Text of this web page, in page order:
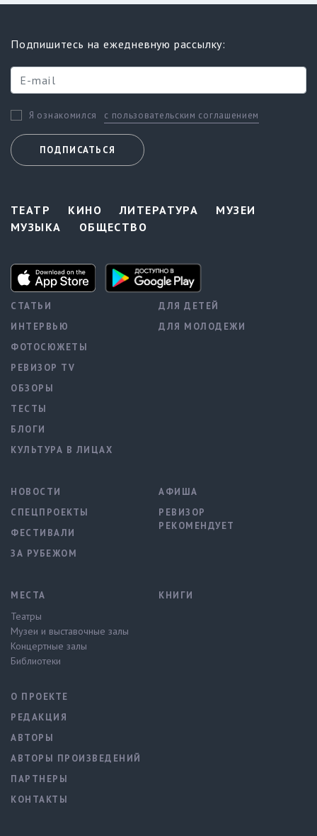
Подпишитесь на ежедневную рассылку:
Я ознакомился с пользовательским соглашением
ПОДПИСАТЬСЯ
ТЕАТР КИНО ЛИТЕРАТУРА
МУЗЕИ
МУЗЫКА
ОБЩЕСТВО
СТАТЬИ
ИНТЕРВЬЮ
ФОТОСЮЖЕТЫ
РЕВИЗОР TV
ОБЗОРЫ
ТЕСТЫ
БЛОГИ
КУЛЬТУРА В ЛИЦАХ
ДЛЯ ДЕТЕЙ
ДЛЯ МОЛОДЕЖИ
НОВОСТИ
СПЕЦПРОЕКТЫ
ФЕСТИВАЛИ
ЗА РУБЕЖОМ
АФИША
РЕВИЗОР
РЕКОМЕНДУЕТ
МЕСТА
Театры
Музеи и выставочные залы
Концертные залы
Библиотеки
КНИГИ
О ПРОЕКТЕ
РЕДАКЦИЯ
АВТОРЫ
АВТОРЫ ПРОИЗВЕДЕНИЙ
ПАРТНЕРЫ
КОНТАКТЫ